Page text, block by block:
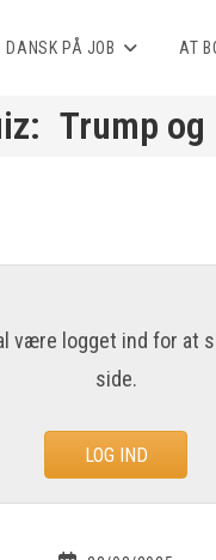
DANSK PÅ JOB AT
Trump
være logget ind for at
side.
LOG IND